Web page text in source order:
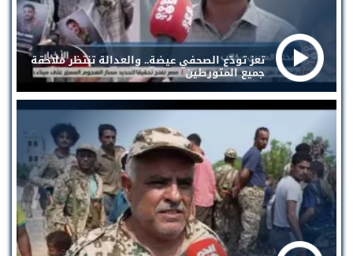
تعز تودّع الصحفي عيضة.. والعدالة تنتظر ملاحقة
جميع المتورطين